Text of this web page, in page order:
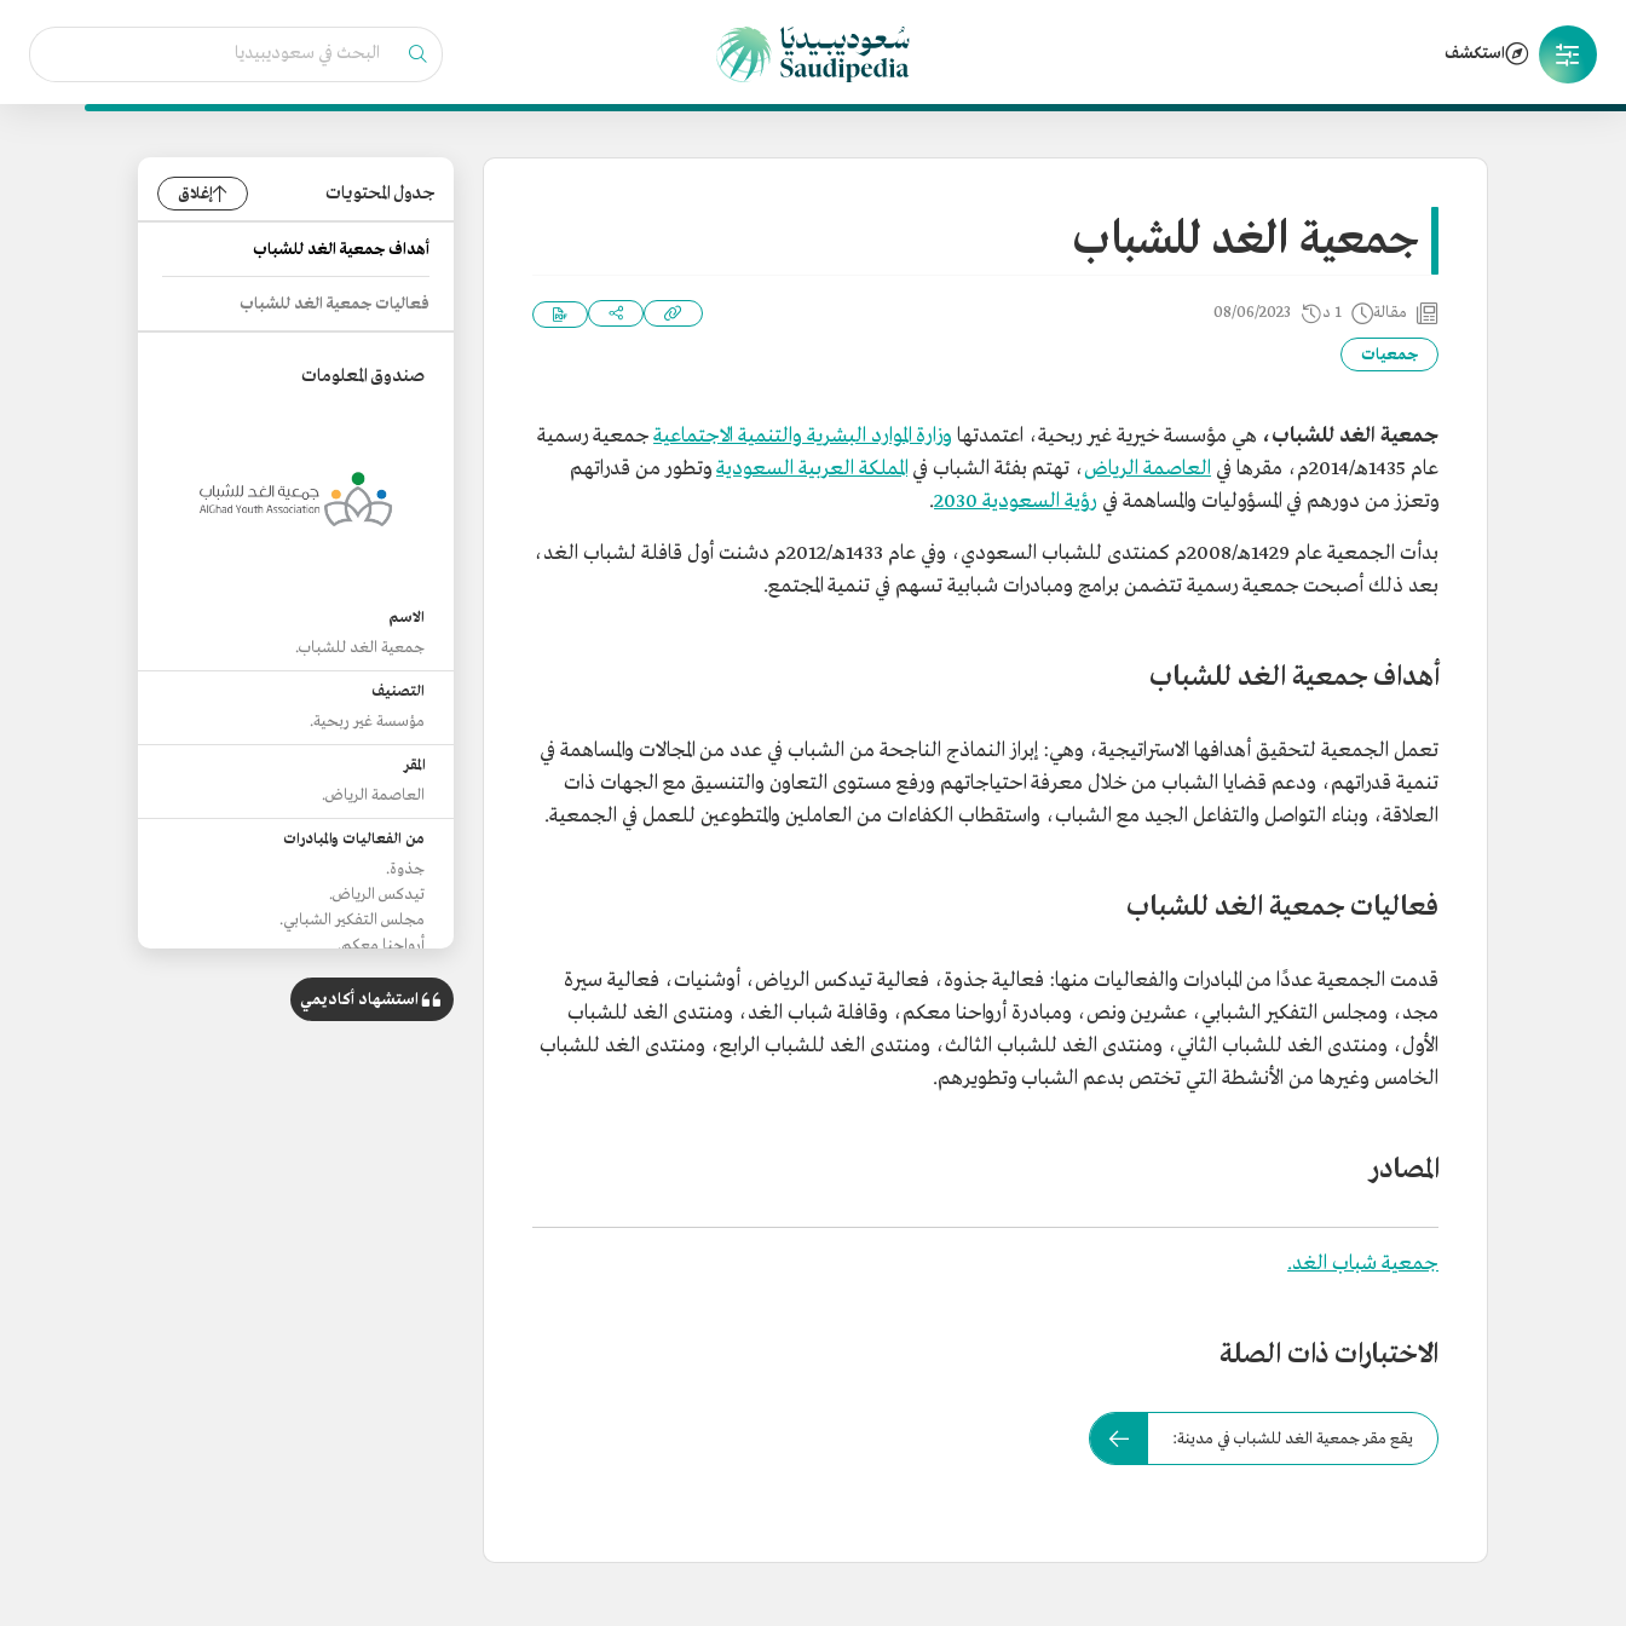
استكشف
جمعية الغد للشباب
مقالة 1 د 08/06/2023
جمعيات
جمعية الغد للشباب، هي مؤسسة خيرية غير ربحية، اعتمدتها وزارة الموارد البشرية والتنمية الاجتماعيةجمعية رسمية
عام 1435هـ/2014م، مقرها في
العاصمة الرياض، تهتم بفئة الشباب في المملكة العربية السعوديةوتطور من قدراتهم
وتعزز من دورهم في المسؤوليات والمساهمة في رؤية السعودية 2030 .
بدأت الجمعية عام 1429هـ/2008م كمنتدى للشباب السعودي، وفي عام 1433هـ/2012م دشنت أول قافلة لشباب الغد،
بعد ذلك أصبحت جمعية رسمية تتضمن برامج ومبادرات شبابية تسهم في تنمية المجتمع.
أهداف جمعية الغد للشباب
تعمل الجمعية لتحقيق أهدافها الاستراتيجية، وهي: إبراز النماذج الناجحة من الشباب في عدد من المجالات والمساهمة في
تنمية قدراتهم، ودعم قضايا الشباب من خلال معرفة احتياجاتهم ورفع مستوى التعاون والتنسيق مع الجهات ذات
العلاقة، وبناء التواصل والتفاعل الجيد مع الشباب، واستقطاب الكفاءات من العاملين والمتطوعين للعمل في الجمعية.
فعاليات جمعية الغد للشباب
قدمت الجمعية عددًا من المبادرات والفعاليات منها: فعالية جذوة، فعالية تيدكس الرياض، أوشنيات، فعالية سيرة
مجد، ومجلس التفكير الشبابي، عشرين ونص، ومبادرة أرواحنا معكم، وقافلة شباب الغد، ومنتدى الغد للشباب
الأول، ومنتدى الغد للشباب الثاني، ومنتدى الغد للشباب الثالث، ومنتدى الغد للشباب الرابع، ومنتدى الغد للشباب
الخامس وغيرها من الأنشطة التي تختص بدعم الشباب وتطويرهم.
المصادر
جمعية شباب الغد.
الاختبارات ذات الصلة
يقع مقر جمعية الغد للشباب في مدينة:
جدول المحتويات إغلاق
أهداف جمعية الغد للشباب
فعاليات جمعية الغد للشباب
صندوق المعلومات
الاسم
جمعية الغد للشباب.
التصنيف
مؤسسة غير ربحية.
المقر
العاصمة الرياض.
من الفعاليات والمبادرات
جذوة.
تيدكس الرياض.
مجلس التفكير الشبابي.
أرواحنا معكم.
استشهاد أكاديمي